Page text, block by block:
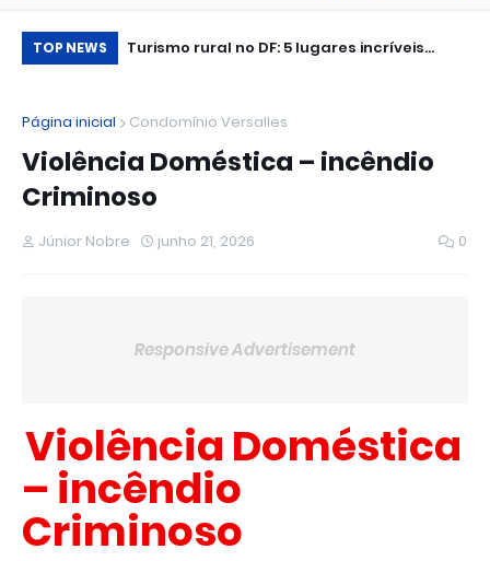
TOP NEWS
Turismo rural no DF: 5 lugares incríveis
Página inicial Condomínio Versalles
Violência Doméstica – incêndio
Criminoso
Júnior Nobre junho 21, 2026 0
Responsive Advertisement
Violência Doméstica
– incêndio
Criminoso